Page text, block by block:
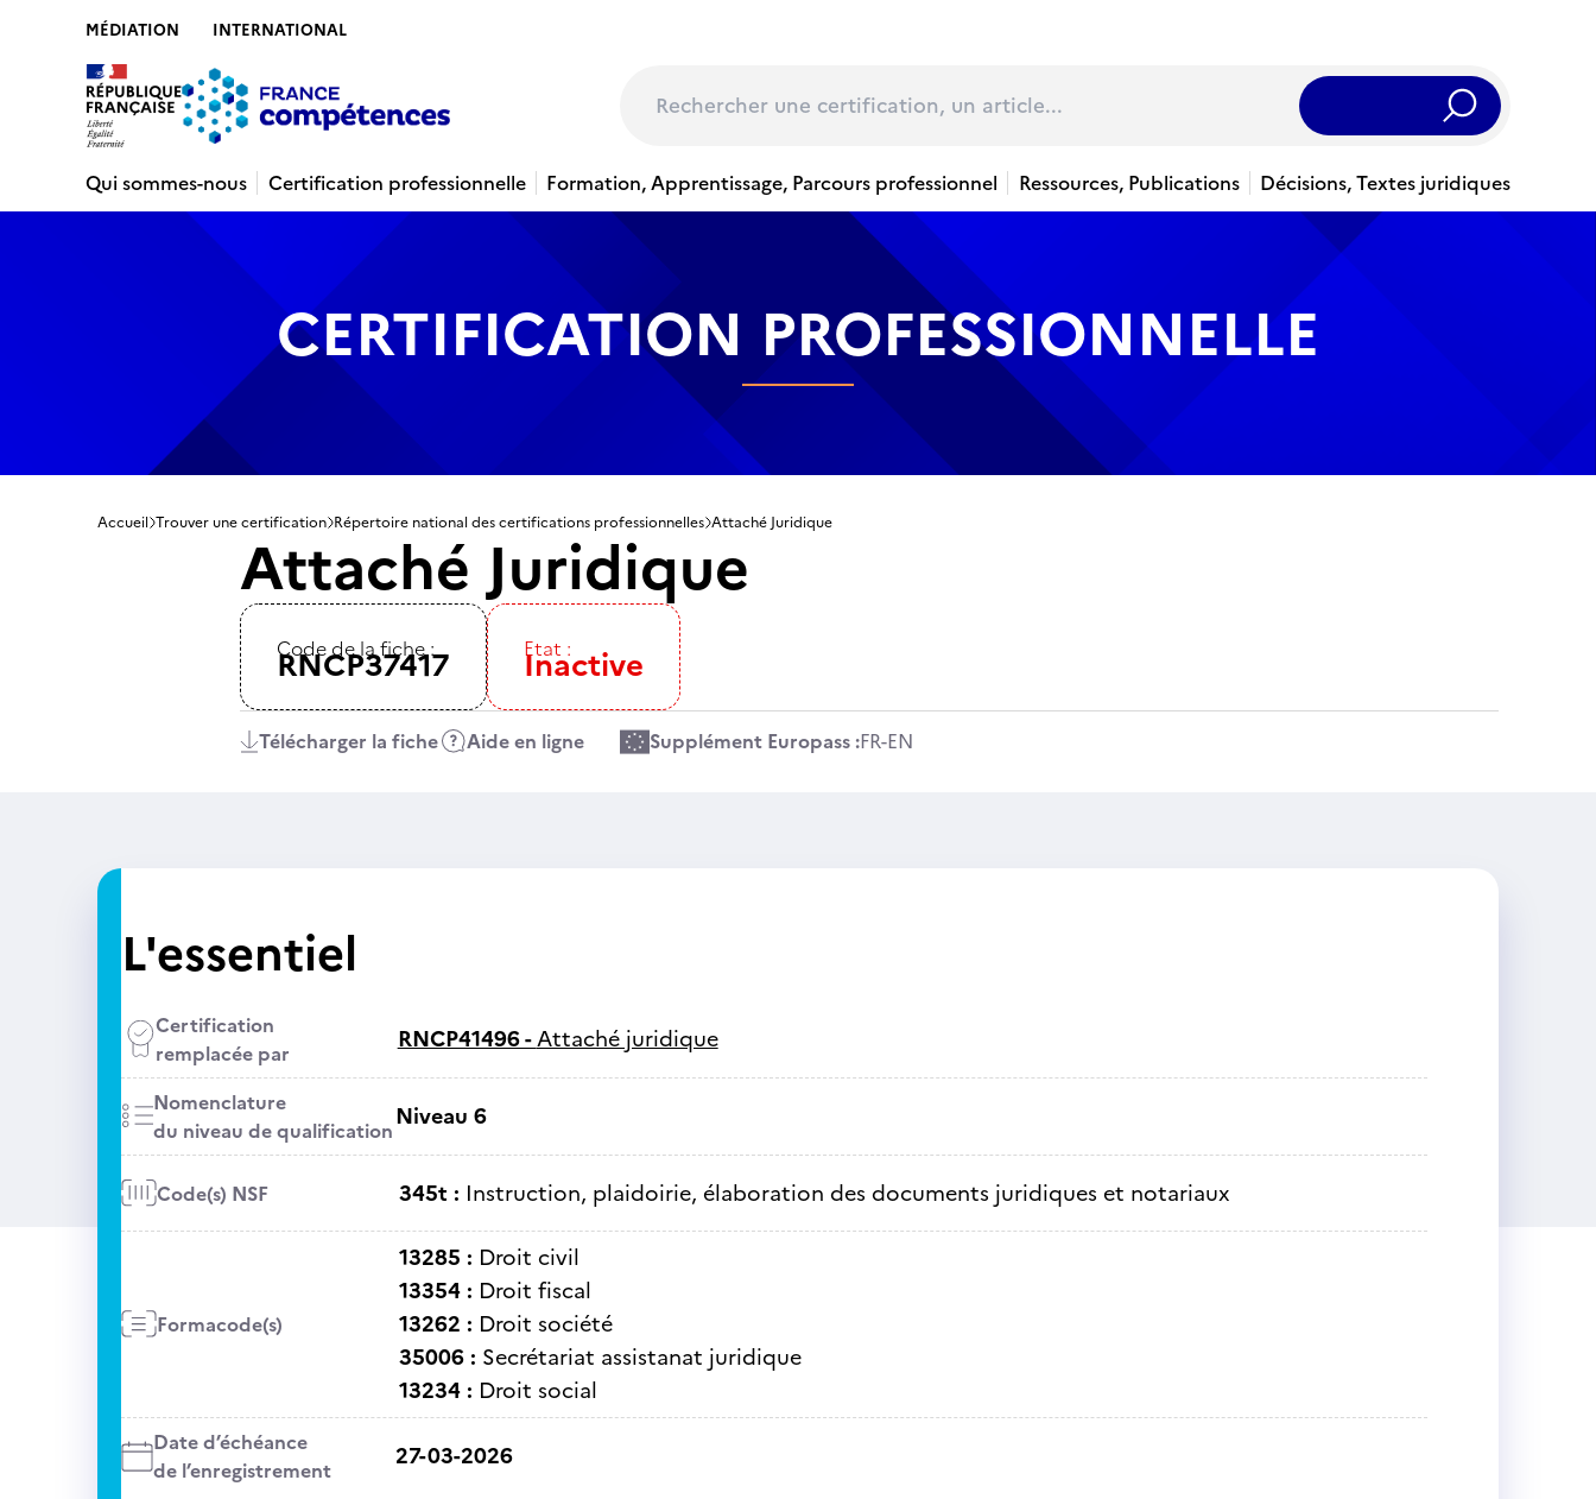
MÉDIATION INTERNATIONAL
Rechercher
Qui sommes-nous
Certification professionnelle Formation, Apprentissage, Parcours professionnel Ressources, Publications Décisions, Textes juridiques
CERTIFICATION PROFESSIONNELLE
Accueil Trouver une certification Répertoire national des certifications professionnelles Attaché Juridique
Attaché Juridique
Code de la fiche :
RNCP37417 Etat :
Inactive
Télécharger la fiche Aide en ligne Supplément Europass :FR-EN
L'essentiel
Certification
remplacée par
RNCP41496 -Attaché juridique
Nomenclature
du niveau de qualificationNiveau 6
Code(s) NSF 345t : Instruction, plaidoirie, élaboration des documents juridiques et notariaux
Formacode(s)
13285 : Droit civil
13354 : Droit fiscal
13262 : Droit société
35006 : Secrétariat assistanat juridique
13234 : Droit social
Date d’échéance
de l’enregistrement
27-03-2026